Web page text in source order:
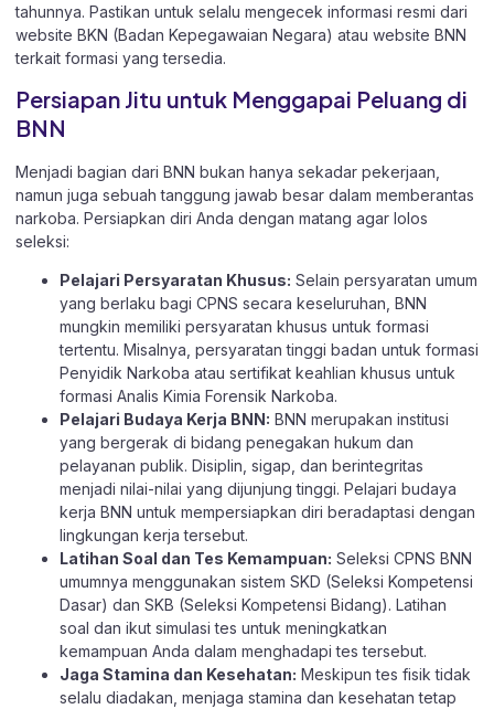
tahunnya. Pastikan untuk selalu mengecek informasi resmi dari
website BKN (Badan Kepegawaian Negara) atau website BNN
terkait formasi yang tersedia.
Persiapan Jitu untuk Menggapai Peluang di
BNN
Menjadi bagian dari BNN bukan hanya sekadar pekerjaan,
namun juga sebuah tanggung jawab besar dalam memberantas
narkoba. Persiapkan diri Anda dengan matang agar lolos
seleksi:
Pelajari Persyaratan Khusus: Selain persyaratan umum
yang berlaku bagi CPNS secara keseluruhan, BNN
mungkin memiliki persyaratan khusus untuk formasi
tertentu. Misalnya, persyaratan tinggi badan untuk formasi
Penyidik Narkoba atau sertifikat keahlian khusus untuk
formasi Analis Kimia Forensik Narkoba.
Pelajari Budaya Kerja BNN: BNN merupakan institusi
yang bergerak di bidang penegakan hukum dan
pelayanan publik. Disiplin, sigap, dan berintegritas
menjadi nilai-nilai yang dijunjung tinggi. Pelajari budaya
kerja BNN untuk mempersiapkan diri beradaptasi dengan
lingkungan kerja tersebut.
Latihan Soal dan Tes Kemampuan: Seleksi CPNS BNN
umumnya menggunakan sistem SKD (Seleksi Kompetensi
Dasar) dan SKB (Seleksi Kompetensi Bidang). Latihan
soal dan ikut simulasi tes untuk meningkatkan
kemampuan Anda dalam menghadapi tes tersebut.
Jaga Stamina dan Kesehatan: Meskipun tes fisik tidak
selalu diadakan, menjaga stamina dan kesehatan tetap